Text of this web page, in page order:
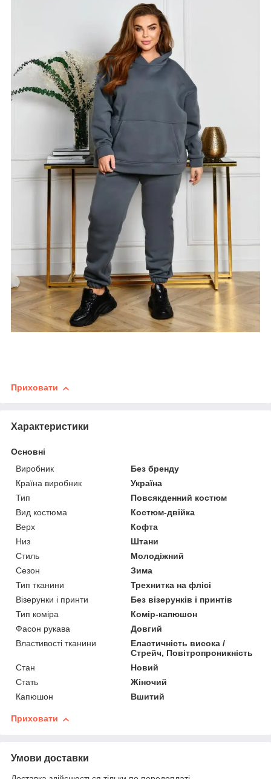
Приховати
Характеристики
Основні
Виробник
Без бренду
Країна виробник
Україна
Тип
Повсякденний костюм
Вид костюма
Костюм-двійка
Верх
Кофта
Низ
Штани
Стиль
Молодіжний
Сезон
Зима
Тип тканини
Трехнитка на флісі
Візерунки і принти
Без візерунків і принтів
Тип коміра
Комір-капюшон
Фасон рукава
Довгий
Властивості тканини
Еластичність висока /
Стрейч, Повітропроникність
Стан
Новий
Стать
Жіночий
Капюшон
Вшитий
Приховати
Умови доставки